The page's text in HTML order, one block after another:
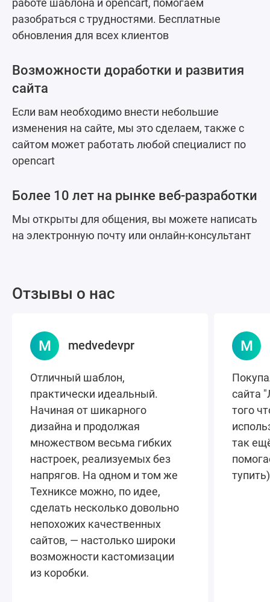
разобраться с трудностями. Бесплатные
обновления для всех клиентов
Возможности доработки и развития
сайта
Если вам необходимо внести небольшие
изменения на сайте, мы это сделаем, также с
сайтом может работать любой специалист по
opencart
Более 10 лет на рынке веб-разработки
Мы открыты для общения, вы можете написать
на электронную почту или онлайн-консультант
Отзывы о нас
M medvedevpr
Отличный шаблон,
практически идеальный.
Начиная от шикарного
дизайна и продолжая
множеством весьма гибких
настроек, реализуемых без
напрягов. На одном и том же
Техниксе можно, по идее,
сделать несколько довольно
непохожих качественных
сайтов, — настолько широки
возможности кастомизации
из коробки.
М
сайта
того
так
тупить)